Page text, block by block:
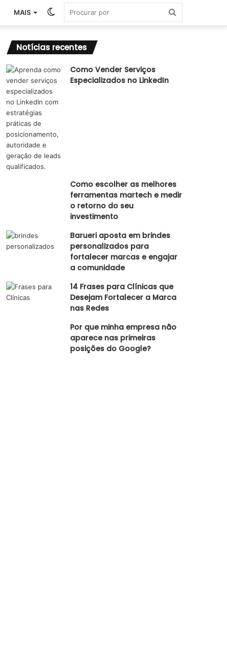
MAIS Switch
Notícias recentes
Como Vender Serviços
Especializados no LinkedIn
Como escolher as melhores
ferramentas martech e medir
o retorno do seu
investimento
Barueri aposta em brindes
personalizados para
fortalecer marcas e engajar
a comunidade
14 Frases para Clínicas que
Desejam Fortalecer a Marca
nas Redes
Por que minha empresa não
aparece nas primeiras
posições do Google?